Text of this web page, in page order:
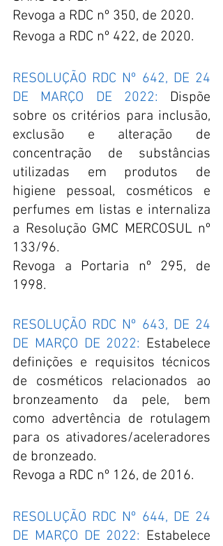
Revoga a RDC nº 350, de 2020.
Revoga a RDC nº 422, de 2020.
RESOLUÇÃO RDC Nº 642, DE 24
DE MARÇO DE 2022: Dispõe
sobre os critérios para inclusão,
exclusão e alteração de
concentração de substâncias
utilizadas em produtos de
higiene pessoal, cosméticos e
perfumes em listas e internaliza
a Resolução GMC MERCOSUL nº
133/96.
Revoga a Portaria nº 295, de
1998.
RESOLUÇÃO RDC Nº 643, DE 24
DE MARÇO DE 2022: Estabelece
definições e requisitos técnicos
de cosméticos relacionados ao
bronzeamento da pele, bem
como advertência de rotulagem
para os ativadores/aceleradores
de bronzeado.
Revoga a RDC nº 126, de 2016.
RESOLUÇÃO RDC Nº 644, DE 24
DE MARÇO DE 2022: Estabelece